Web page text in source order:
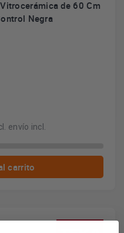
de 60 Cm
Negra
envío incl.
carrito